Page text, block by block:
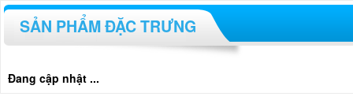
SẢN PHẨM ĐẶC TRƯNG
Đang cập nhật ...